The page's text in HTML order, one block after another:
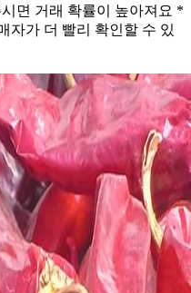
면 거래 확률이 높아져요 *
자가 더 빨리 확인할 수 있